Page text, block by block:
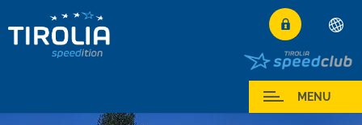
Deutsch
English
Français
MENU